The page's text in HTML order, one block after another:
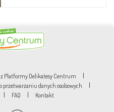
z Platformy Delikatesy Centrum |
przetwarzaniu danych osobowych |
| FAQ | Kontakt